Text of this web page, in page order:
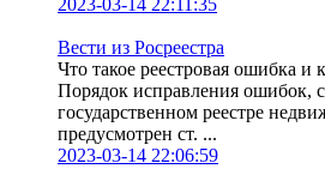
2023-03-14 22:11:35
Вести из Росреестра
Что такое реестровая ошибка и
Порядок исправления ошибок,
государственном реестре
предусмотрен ст. ...
2023-03-14 22:06:59